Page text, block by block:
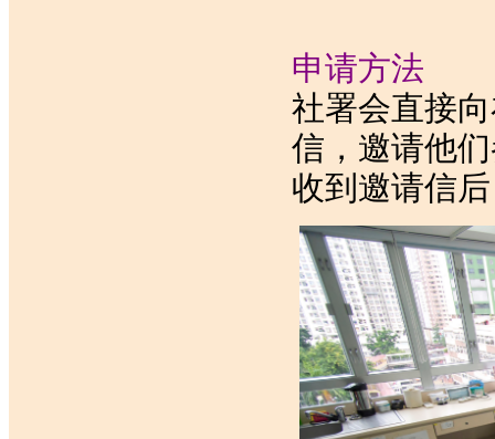
申请方法
社署会直接
信，邀请他
收到邀请信